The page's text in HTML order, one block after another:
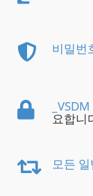
비밀번
요합니
모든